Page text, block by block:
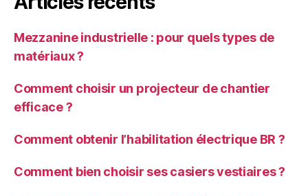
Mezzanine industrielle : pour quels types de
matériaux ?
Comment choisir un projecteur de chantier
efficace ?
Comment obtenir l’habilitation électrique BR ?
Comment bien choisir ses casiers vestiaires ?